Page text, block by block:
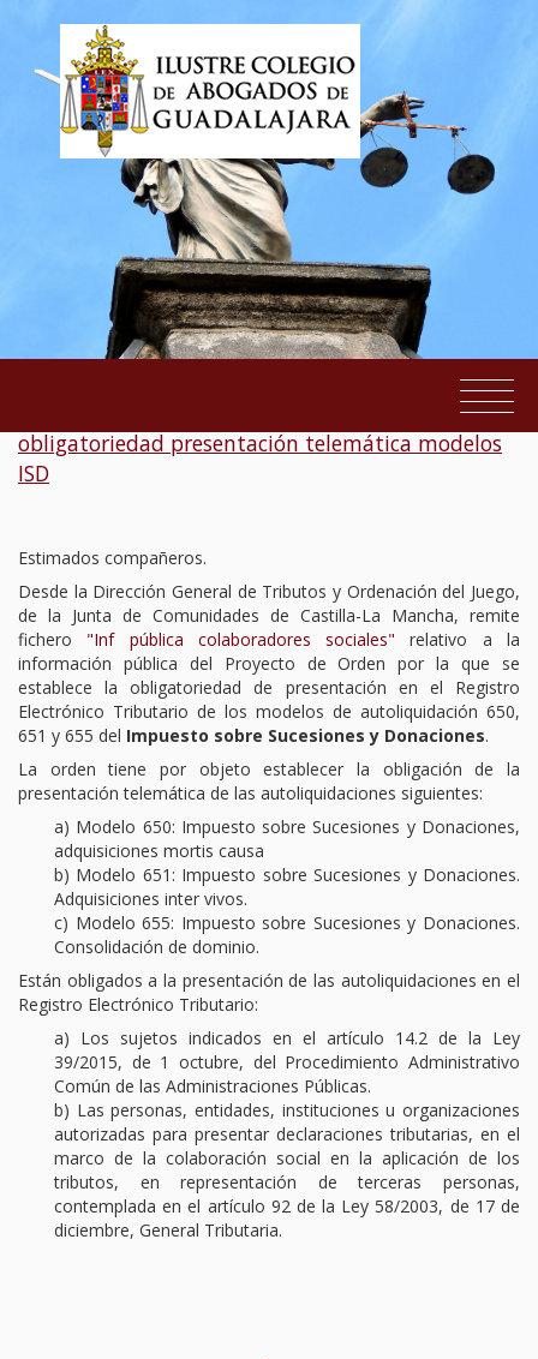
EL COLEGIO
ATENCIÓN A LA CIUDADANÍA
obligatoriedad presentación telemática modelos
ISD
Estimados compañeros.
Desde la Dirección General de Tributos y Ordenación del Juego,
de la Junta de Comunidades de Castilla-La Mancha, remite
fichero "Inf pública colaboradores sociales" relativo a la
información pública del Proyecto de Orden por la que se
establece la obligatoriedad de presentación en el Registro
Electrónico Tributario de los modelos de autoliquidación 650,
651 y 655 del Impuesto sobre Sucesiones y Donaciones.
La orden tiene por objeto establecer la obligación de la
presentación telemática de las autoliquidaciones siguientes:
a) Modelo 650: Impuesto sobre Sucesiones y Donaciones,
adquisiciones mortis causa
b) Modelo 651: Impuesto sobre Sucesiones y Donaciones.
Adquisiciones inter vivos.
c) Modelo 655: Impuesto sobre Sucesiones y Donaciones.
Consolidación de dominio.
Están obligados a la presentación de las autoliquidaciones en el
Registro Electrónico Tributario:
a) Los sujetos indicados en el artículo 14.2 de la Ley
39/2015, de 1 octubre, del Procedimiento Administrativo
Común de las Administraciones Públicas.
b) Las personas, entidades, instituciones u organizaciones
autorizadas para presentar declaraciones tributarias, en el
marco de la colaboración social en la aplicación de los
tributos, en representación de terceras personas,
contemplada en el artículo 92 de la Ley 58/2003, de 17 de
diciembre, General Tributaria.